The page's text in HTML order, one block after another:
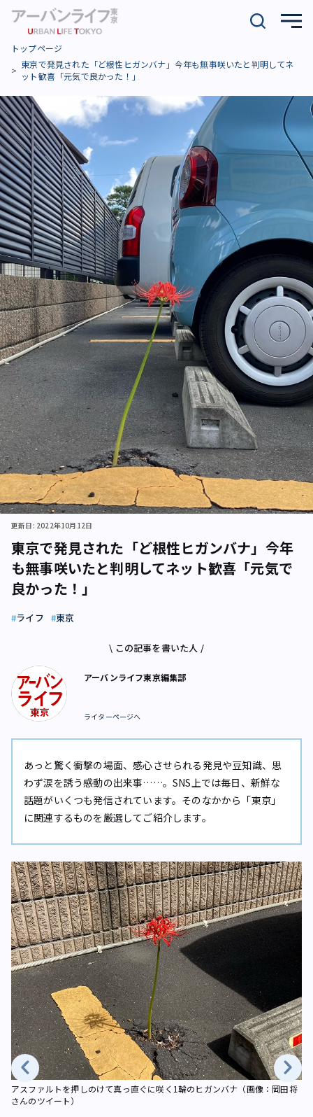
トップページ
東京で発見された「ど根性ヒガンバナ」今年も無事咲いたと判明してネ
ット歓喜「元気で良かった！」
東京で発見された「ど根性ヒガンバナ」今年
も無事咲いたと判明してネット歓喜「元気で
良かった！」
更新日: 2022年10月12日
ライフ 東京
\ この記事を書いた人 /
アーバンライフ東京編集部
ライターページへ
あっと驚く衝撃の場面、感心させられる発見や豆知識、思
わず涙を誘う感動の出来事……。SNS上では毎日、新鮮な
話題がいくつも発信されています。そのなかから「東京」
に関連するものを厳選してご紹介します。
アスファルトを押しのけて真っ直ぐに咲く1輪のヒガンバナ（画像：岡田将
さんのツイート）